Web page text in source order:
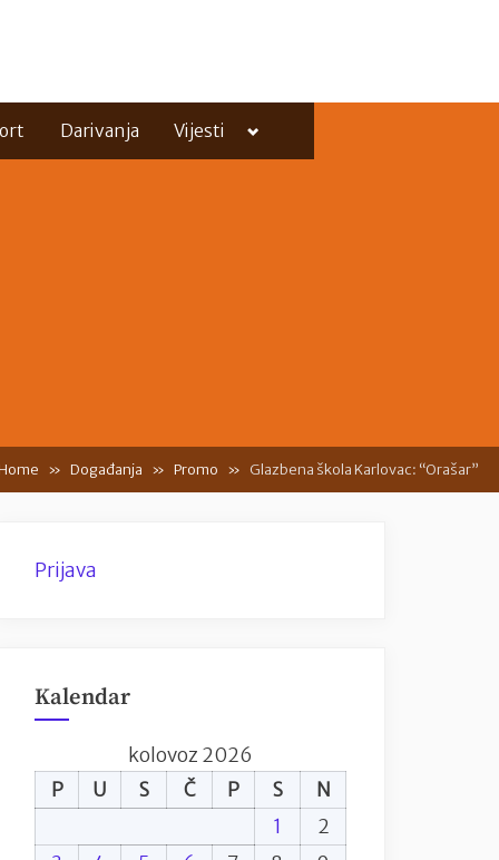
Darivanja Vijesti
Toggle
menu
Događanja Promo Glazbena škola Karlovac: “Orašar”
Prijava
Kalendar
kolovoz 2026
P
U S Č P S
N
1
2